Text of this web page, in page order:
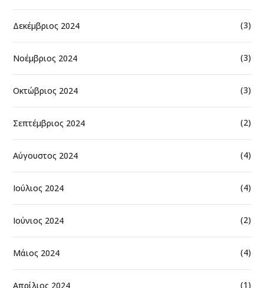
Δεκέμβριος 2024 (3)
Νοέμβριος 2024 (3)
Οκτώβριος 2024 (3)
Σεπτέμβριος 2024 (2)
Αύγουστος 2024 (4)
Ιούλιος 2024 (4)
Ιούνιος 2024 (2)
Μάιος 2024 (4)
Απρίλιος 2024 (1)